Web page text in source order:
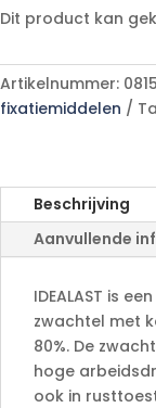
aantal
t
r
n
e
:
Dit product kan
Artikelnummer:
fixatiemiddelen
Beschrijving
Aanvullende
IDEALAST is
zwachtel met
80%. De
hoge
ook in